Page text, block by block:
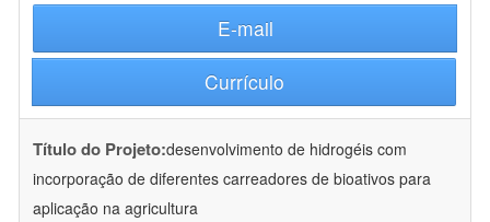
E-mail
Currículo
Título do Projeto:desenvolvimento de hidrogéis com
incorporação de diferentes carreadores de bioativos para
aplicação na agricultura